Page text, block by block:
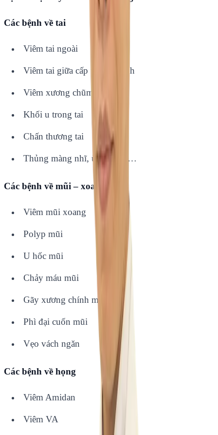
Các bệnh về tai
Viêm tai ngoài
Viêm tai giữa cấp và mạn tính
Viêm xương chũm
Khối u trong tai
Chấn thương tai
Thủng màng nhĩ, ù tai, điếc…
Các bệnh về mũi – xoang
Viêm mũi xoang
Polyp mũi
U hốc mũi
Chảy máu mũi
Gãy xương chính mũi
Phì đại cuốn mũi
Vẹo vách ngăn
Các bệnh về họng
Viêm Amidan
Viêm VA